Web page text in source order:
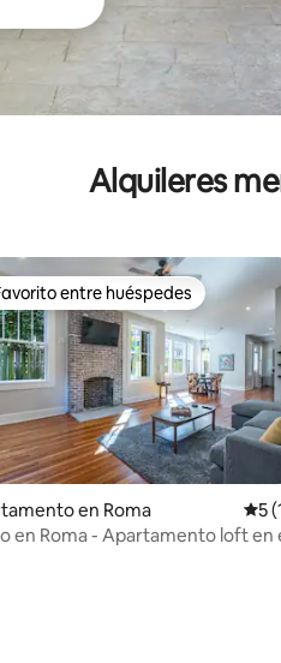
Alquileres
entre huéspedes preferido
entre huéspedes
en Roma
5
en Roma - Apartamento loft en